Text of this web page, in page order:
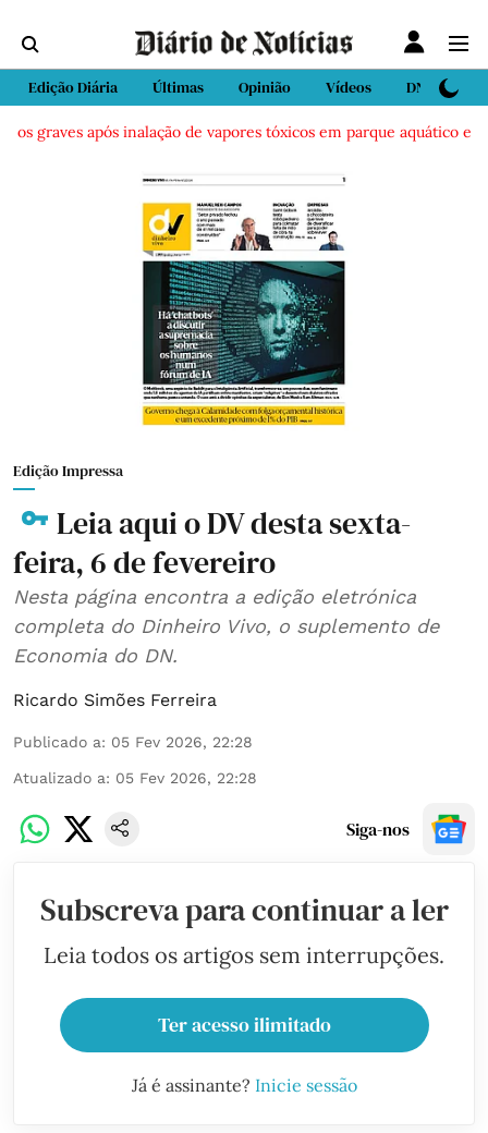
Edição Diária Últimas Opinião Vídeos DN Sport
graves após inalação de vapores tóxicos em parque aquático em
Edição Impressa
Leia aqui o DV desta sexta-
feira, 6 de fevereiro
Nesta página encontra a edição eletrónica
completa do Dinheiro Vivo, o suplemento de
Economia do DN.
Ricardo Simões Ferreira
Publicado a: 05 Fev 2026, 22:28
Atualizado a: 05 Fev 2026, 22:28
Siga-nos
Subscreva para continuar a ler
Leia todos os artigos sem interrupções.
Ter acesso ilimitado
Já é assinante? Inicie sessão